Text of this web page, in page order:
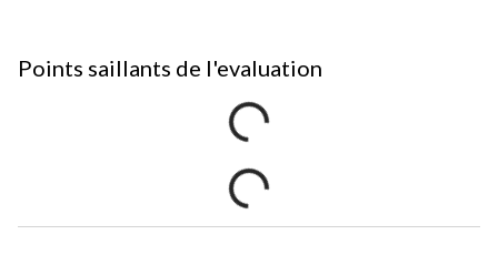
Points saillants de l'evaluation